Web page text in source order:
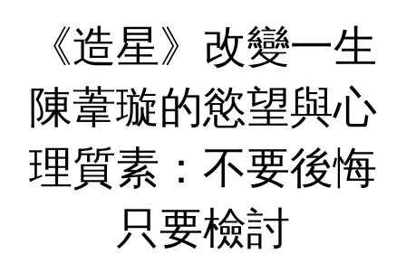
《造星》改變一生
陳葦璇的慾望與心
理質素：不要後悔
只要檢討